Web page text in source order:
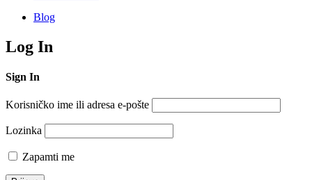
Blog
Log In
Sign In
Korisničko ime ili adresa e-pošte
Lozinka
Zapamti me